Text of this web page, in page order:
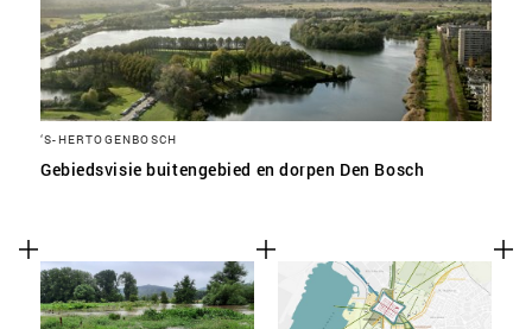
‘S-HERTOGENBOSCH
Gebiedsvisie buitengebied en dorpen Den Bosch